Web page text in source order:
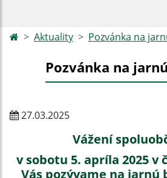
Aktuality Pozvánka na
Pozvánka na
27.03.2025
Vážení
v sobotu 5. apríla 2025 v
Vás pozývame na jarnú